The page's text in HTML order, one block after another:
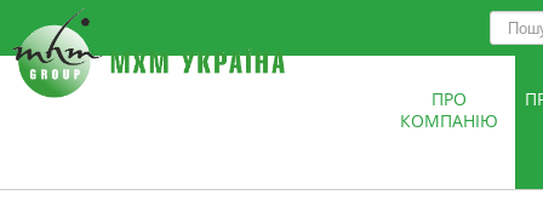
ПРО
КОМПАНІЮ